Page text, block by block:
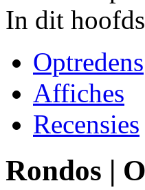
In dit
Optredens
Affiches
Recensies
Rondos |